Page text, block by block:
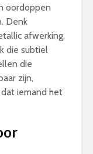
oordoppen
Denk
afwerking,
die subtiel
die
zijn,
iemand het